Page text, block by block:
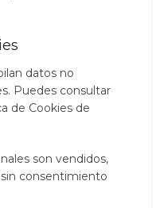
datos no
Puedes consultar
de Cookies de
son vendidos,
consentimiento